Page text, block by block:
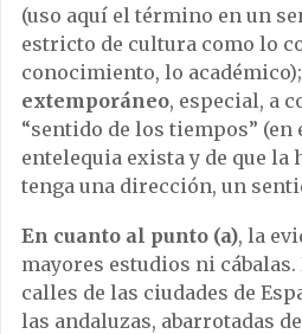
(uso aquí el término en un
estricto de cultura como lo
conocimiento, lo
extemporáneo, especial, a
“sentido de los tiempos” (en
entelequia exista y de que la
tenga una dirección, un
En cuanto al punto (a), la
mayores estudios ni cábalas.
calles de las ciudades de
las andaluzas, abarrotadas